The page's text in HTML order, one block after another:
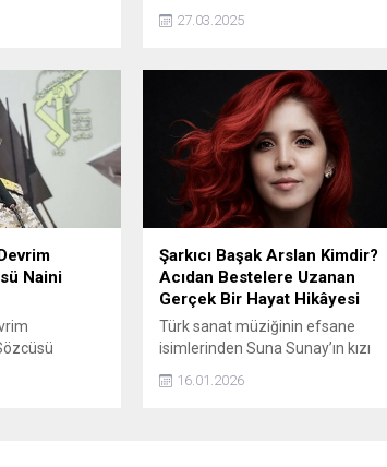
dünya
sürede
Düşünce
baskıya
alerjisine karşı kritik uyarılarda
bulundu! Hapşırık, burun akıntısı,
korunma yöntemleri ve tedavi
önerileri ile bahar aylarında yaşam
kalitenizin düşmemesi için gerekli
önlemleri alın.
27.03.2025
Naini
Şarkıcı Başak Arslan Kimdir?
Acıdan Bestelere Uzanan
Gerçek Bir Hayat Hikâyesi
Türk sanat müziğinin efsane
isimlerinden Suna Sunay’ın kızı
kayıpları, hayatın sert yüzünü ve
16.01.2026